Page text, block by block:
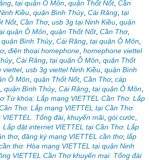
tại quận Ô Môn quận Thốt Nốt, Cần
Kiều quận Bình Thủy, Cái Răng tại
Nốt, Cần Thơ, usb 3g tại Ninh Kiều quận
quận Ô Môn quận Thốt Nốt, Cần Thơ,
quận Bình Thủy, Cái Răng tại quận Ô Môn
, điện thoại homephone homephone viettel
, Cái Răng tại quận Ô Môn quận Thốt
viettel, usb 3g viettel Ninh Kiều quận Bình
Ô Môn quận Thốt Nốt, Cần Thơ, cáp
quận Bình Thủy, Cái Răng tại quận Ô Môn
Từ khóa: Lắp mạng VIETTEL Cần Thơ. Lắp
Thơ. Lắp mạng VIETTEL tại Cần Thơ.
VIETTEL. Tổng đài, khuyến mãi, gói cước
Lắp đặt internet VIETTEL tại Cần Thơ. Lắp
thơ, đăng ký mạng VIETTEL cần thơ, lắp
thơ. Hòa mạng VIETTEL tại quận Ninh
VIETTEL Cần Thơ khuyến mại. Tổng đài